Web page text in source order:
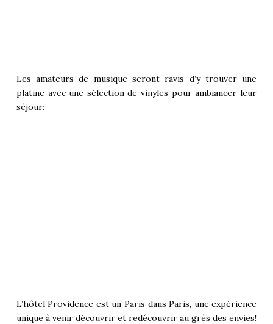
Les amateurs de musique seront ravis d’y trouver une
platine avec une sélection de vinyles pour ambiancer leur
séjour:
L’hôtel Providence est un Paris dans Paris, une expérience
unique à venir découvrir et redécouvrir au grès des envies!